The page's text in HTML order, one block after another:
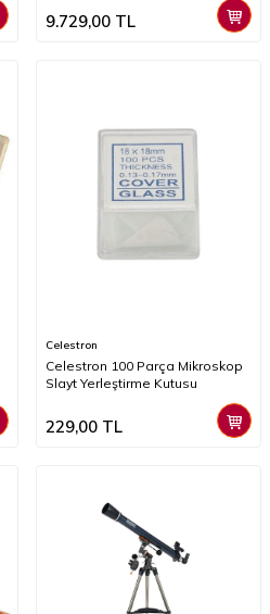
Spor İçin
9.729,00 TL
Celestron
Celestron 100 Parça Mikroskop
Slayt Yerleştirme Kutusu
229,00 TL